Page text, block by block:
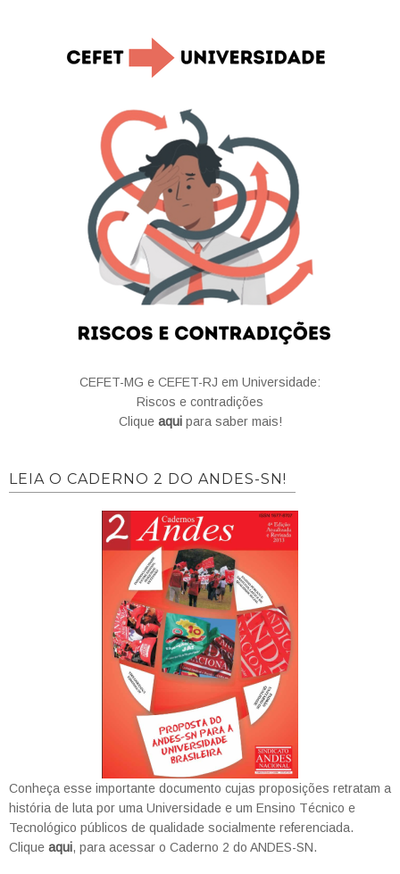
CEFET-MG e CEFET-RJ em Universidade:
Riscos e contradições
Clique aquipara saber mais!
LEIA O CADERNO 2 DO ANDES-SN!
Conheça esse importante documento cujas proposições retratam a
história de luta por uma Universidade e um Ensino Técnico e
Tecnológico públicos de qualidade socialmente referenciada.
Clique aqui, para acessar o Caderno 2 do ANDES-SN.